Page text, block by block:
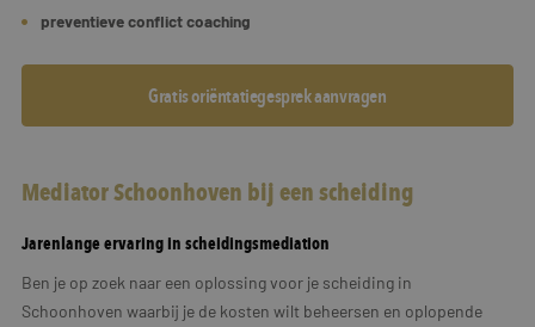
preventieve conflict coaching
Gratis oriëntatiegesprek aanvragen
Mediator Schoonhoven bij een scheiding
Jarenlange ervaring in scheidingsmediation
Ben je op zoek naar een oplossing voor je scheiding in
Schoonhoven waarbij je de kosten wilt beheersen en oplopende